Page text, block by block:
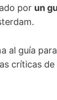
por un
al guía
críticas